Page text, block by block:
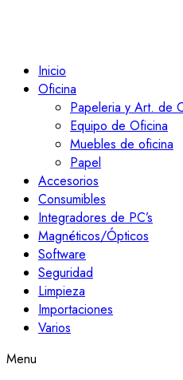
Inicio
Oficina
Papeleria y Art. de
Equipo de Oficina
Muebles de oficina
Papel
Accesorios
Consumibles
Integradores de PC’s
Magnéticos/Ópticos
Software
Seguridad
Limpieza
Importaciones
Varios
Menu